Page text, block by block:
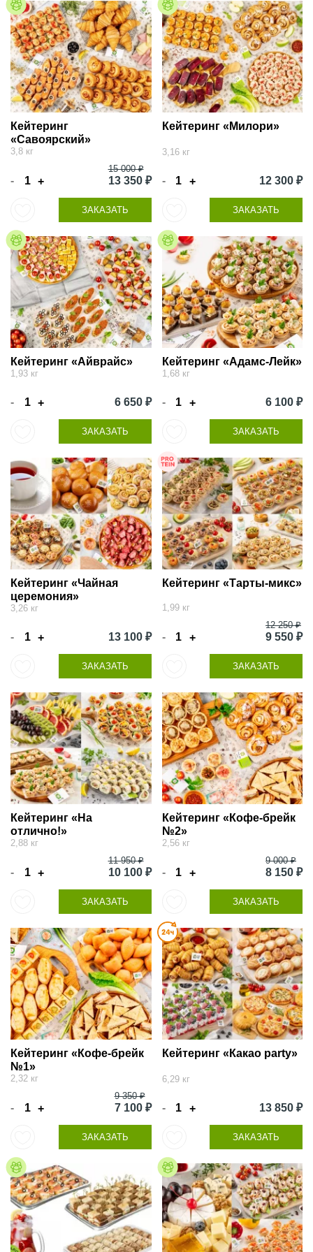
Кейтеринг
«Савоярский»
3,8 кг
- +
15 000 ₽
13 350 ₽
ЗАКАЗАТЬ
Кейтеринг «Милори»
3,16 кг
- + 12 300 ₽
ЗАКАЗАТЬ
Кейтеринг «Айврайс»
1,93 кг
- + 6 650 ₽
ЗАКАЗАТЬ
Кейтеринг «Адамс-Лейк»
1,68 кг
- + 6 100 ₽
ЗАКАЗАТЬ
Кейтеринг «Чайная
церемония»
3,26 кг
- + 13 100 ₽
ЗАКАЗАТЬ
Кейтеринг «Тарты-микс»
1,99 кг
- +
12 250 ₽
9 550 ₽
ЗАКАЗАТЬ
Кейтеринг «На
отлично!»
2,88 кг
- +
11 950 ₽
10 100 ₽
ЗАКАЗАТЬ
Кейтеринг «Кофе-брейк
№2»
2,56 кг
- +
9 000 ₽
8 150 ₽
ЗАКАЗАТЬ
Кейтеринг «Кофе-брейк
№1»
2,32 кг
- +
9 350 ₽
7 100 ₽
ЗАКАЗАТЬ
Кейтеринг «Какао party»
6,29 кг
- + 13 850 ₽
ЗАКАЗАТЬ